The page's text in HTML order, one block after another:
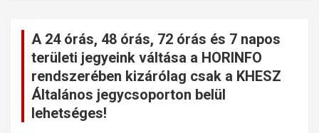
A 24 órás, 48 órás, 72 órás és 7 napos
területi jegyeink váltása a HORINFO
rendszerében kizárólag csak a KHESZ
Általános jegycsoporton belül
lehetséges!